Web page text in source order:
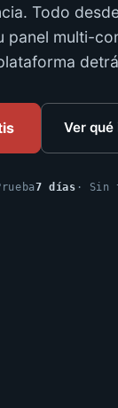
Todo
panel multi-
Ver
7 días · Sin